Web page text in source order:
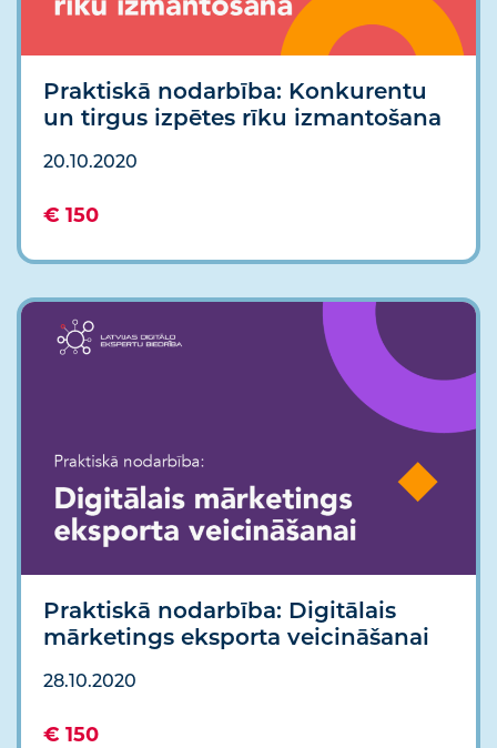
Praktiskā nodarbība: Konkurentu
un tirgus izpētes rīku izmantošana
20.10.2020
€ 150
Praktiskā nodarbība: Digitālais
mārketings eksporta veicināšanai
28.10.2020
€ 150